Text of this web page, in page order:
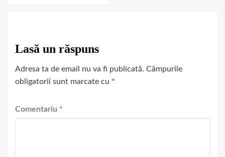
Lasă un răspuns
Adresa ta de email nu va fi publicată. Câmpurile
obligatorii sunt marcate cu *
Comentariu *